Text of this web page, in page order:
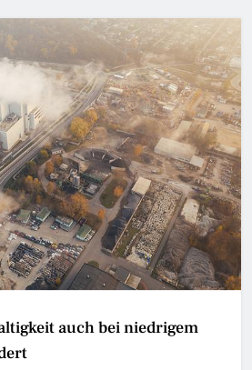
auch bei niedrigem